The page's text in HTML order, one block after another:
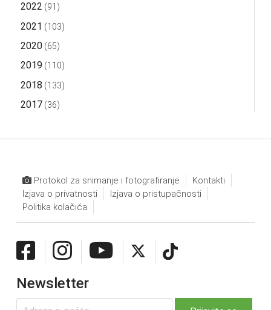
2022 (91)
2021 (103)
2020(65)
2019 (110)
2018 (133)
2017(36)
Protokol za snimanje i fotografiranje
Kontakti
Izjava o privatnosti
Izjava o pristupačnosti
Politika kolačića
Newsletter